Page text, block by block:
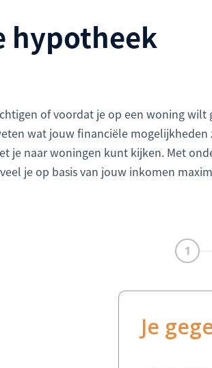
hypotheek
of voordat je op een woning wilt
wat jouw financiële mogelijkheden
je naar woningen kunt kijken. Met
je op basis van jouw inkomen